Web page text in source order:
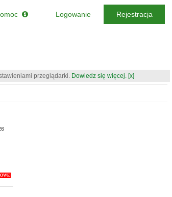
przeglądarki. Dowiedz się więcej. [x]
Logowanie Rejestracja